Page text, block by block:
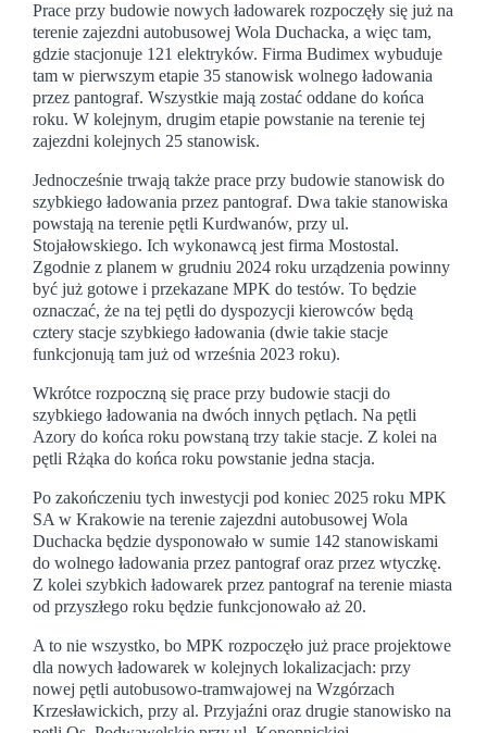
Prace przy budowie nowych ładowarek rozpoczęły się już na
terenie zajezdni autobusowej Wola Duchacka, a więc tam,
gdzie stacjonuje 121 elektryków. Firma Budimex wybuduje
tam w pierwszym etapie 35 stanowisk wolnego ładowania
przez pantograf. Wszystkie mają zostać oddane do końca
roku. W kolejnym, drugim etapie powstanie na terenie tej
zajezdni kolejnych 25 stanowisk.
Jednocześnie trwają także prace przy budowie stanowisk do
szybkiego ładowania przez pantograf. Dwa takie stanowiska
powstają na terenie pętli Kurdwanów, przy ul.
Stojałowskiego. Ich wykonawcą jest firma Mostostal.
Zgodnie z planem w grudniu 2024 roku urządzenia powinny
być już gotowe i przekazane MPK do testów. To będzie
oznaczać, że na tej pętli do dyspozycji kierowców będą
cztery stacje szybkiego ładowania (dwie takie stacje
funkcjonują tam już od września 2023 roku).
Wkrótce rozpoczną się prace przy budowie stacji do
szybkiego ładowania na dwóch innych pętlach. Na pętli
Azory do końca roku powstaną trzy takie stacje. Z kolei na
pętli Rżąka do końca roku powstanie jedna stacja.
Po zakończeniu tych inwestycji pod koniec 2025 roku MPK
SA w Krakowie na terenie zajezdni autobusowej Wola
Duchacka będzie dysponowało w sumie 142 stanowiskami
do wolnego ładowania przez pantograf oraz przez wtyczkę.
Z kolei szybkich ładowarek przez pantograf na terenie miasta
od przyszłego roku będzie funkcjonowało aż 20.
A to nie wszystko, bo MPK rozpoczęło już prace projektowe
dla nowych ładowarek w kolejnych lokalizacjach: przy
nowej pętli autobusowo-tramwajowej na Wzgórzach
Krzesławickich, przy al. Przyjaźni oraz drugie stanowisko na